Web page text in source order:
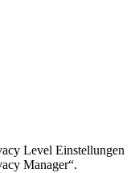
Level Einstellungen
Manager“.